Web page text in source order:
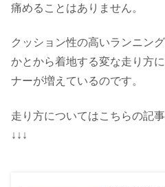
痛めることはありません。
クッション性の高いランニン
かとから着地する変な走り方
ナーが増えているのです。
走り方についてはこちらの記
↓↓↓